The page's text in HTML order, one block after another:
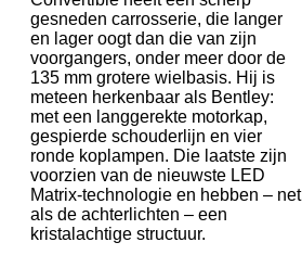
gesneden carrosserie, die langer
en lager oogt dan die van zijn
voorgangers, onder meer door de
135 mm grotere wielbasis. Hij is
meteen herkenbaar als Bentley:
met een langgerekte motorkap,
gespierde schouderlijn en vier
ronde koplampen. Die laatste zijn
voorzien van de nieuwste LED
Matrix-technologie en hebben – net
als de achterlichten – een
kristalachtige structuur.